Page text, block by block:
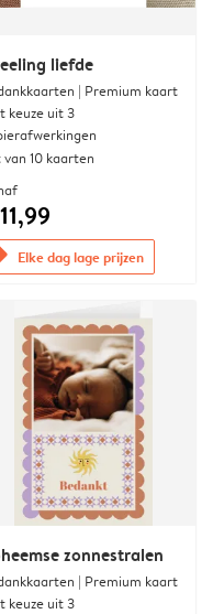
liefde
| Premium kaart
keuze uit 3
van 10 kaarten
Elke dag lage prijzen
zonnestralen
| Premium kaart
keuze uit 3